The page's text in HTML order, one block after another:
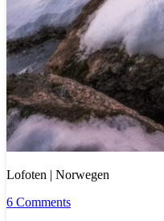
Lofoten | Norwegen
6 Comments